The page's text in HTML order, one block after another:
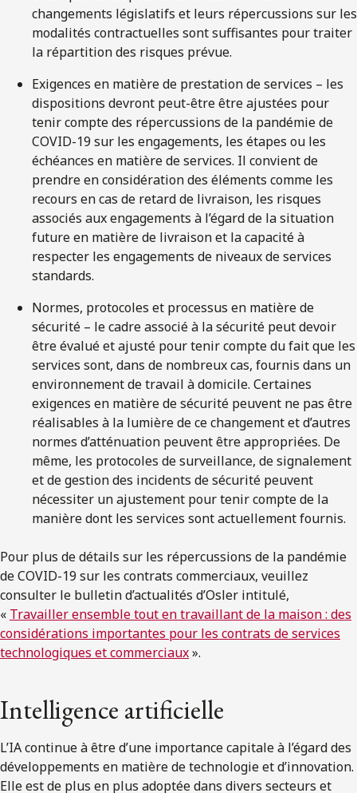
changements législatifs et leurs répercussions sur les
modalités contractuelles sont suffisantes pour traiter
la répartition des risques prévue.
Exigences en matière de prestation de services – les
dispositions devront peut-être être ajustées pour
tenir compte des répercussions de la pandémie de
COVID-19 sur les engagements, les étapes ou les
échéances en matière de services. Il convient de
prendre en considération des éléments comme les
recours en cas de retard de livraison, les risques
associés aux engagements à l’égard de la situation
future en matière de livraison et la capacité à
respecter les engagements de niveaux de services
standards.
Normes, protocoles et processus en matière de
sécurité – le cadre associé à la sécurité peut devoir
être évalué et ajusté pour tenir compte du fait que les
services sont, dans de nombreux cas, fournis dans un
environnement de travail à domicile. Certaines
exigences en matière de sécurité peuvent ne pas être
réalisables à la lumière de ce changement et d’autres
normes d’atténuation peuvent être appropriées. De
même, les protocoles de surveillance, de signalement
et de gestion des incidents de sécurité peuvent
nécessiter un ajustement pour tenir compte de la
manière dont les services sont actuellement fournis.
Pour plus de détails sur les répercussions de la pandémie
de COVID-19 sur les contrats commerciaux, veuillez
consulter le bulletin d’actualités d’Osler intitulé,
« Travailler ensemble tout en travaillant de la maison : des
considérations importantes pour les contrats de services
technologiques et commerciaux».
Intelligence artificielle
L’IA continue à être d’une importance capitale à l’égard des
développements en matière de technologie et d’innovation.
Elle est de plus en plus adoptée dans divers secteurs et